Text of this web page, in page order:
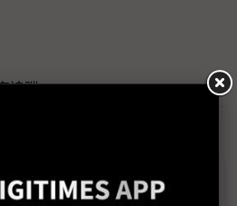
追蹤」
動化/機器人展